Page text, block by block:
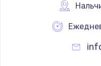
Замена